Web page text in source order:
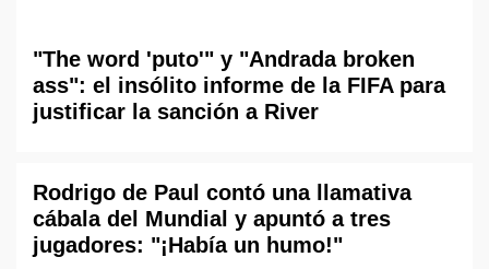
"The word 'puto'" y "Andrada broken
ass": el insólito informe de la FIFA para
justificar la sanción a River
Rodrigo de Paul contó una llamativa
cábala del Mundial y apuntó a tres
jugadores: "¡Había un humo!"